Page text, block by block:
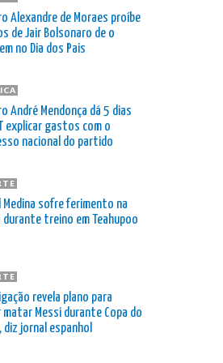
Alexandre de Moraes proíbe
de Jair Bolsonaro de o
no Dia dos Pais
André Mendonça dá 5 dias
explicar gastos com o
nacional do partido
Medina sofre ferimento na
durante treino em Teahupoo
revela plano para
Messi durante Copa do
diz jornal espanhol